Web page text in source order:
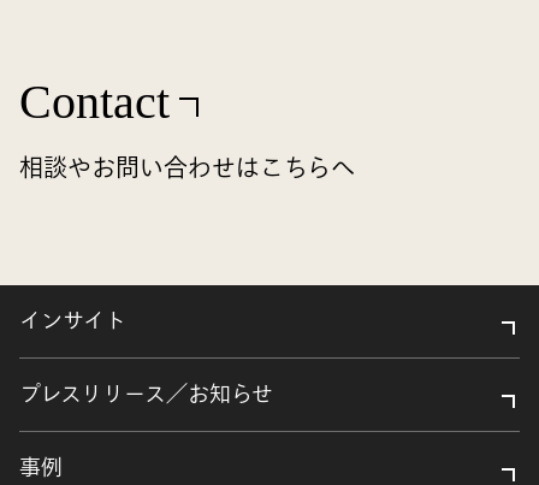
Contact
相談やお問い合わせはこちらへ
インサイト
プレスリリース／お知らせ
事例